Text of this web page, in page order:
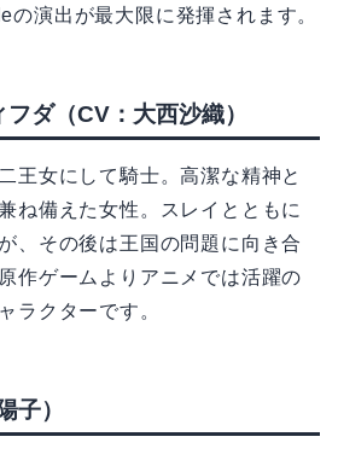
の演出が最大限に発揮されます。
ダ（CV：大西沙織）
王女にして騎士。高潔な精神と
ね備えた女性。スレイとともに
、その後は王国の問題に向き合
作ゲームよりアニメでは活躍の
ラクターです。
子）